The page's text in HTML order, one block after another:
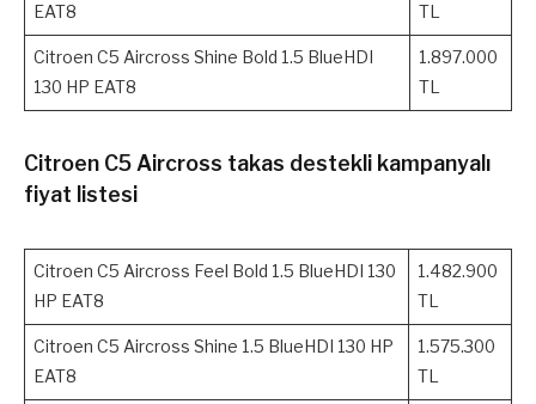
EAT8
TL
Citroen C5 Aircross Shine Bold 1.5 BlueHDI
130 HP EAT8
1.897.000
TL
Citroen C5 Aircross takas destekli kampanyalı
fiyat listesi
Citroen C5 Aircross Feel Bold 1.5 BlueHDI 130
HP EAT8
1.482.900
TL
Citroen C5 Aircross Shine 1.5 BlueHDI 130 HP
EAT8
1.575.300
TL